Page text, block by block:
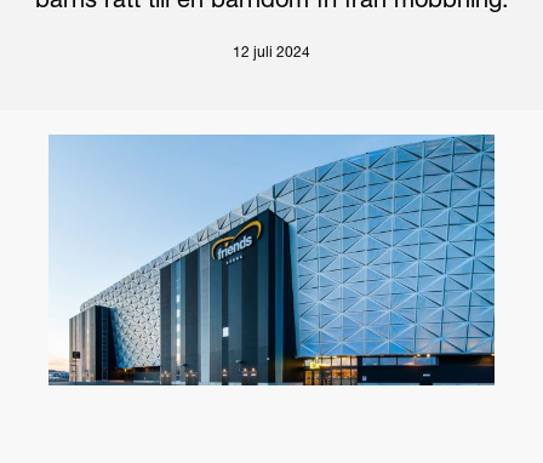
12 juli 2024